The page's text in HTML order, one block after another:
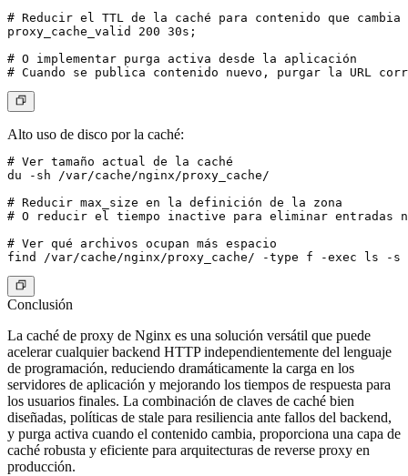
# Reducir el TTL de la caché para contenido que cambia
proxy_cache_valid 200 30s;
# O implementar purga activa desde la aplicación
Alto uso de disco por la caché:
# Ver tamaño actual de la caché
du -sh /var/cache/nginx/proxy_cache/
# Reducir max_size en la definición de la zona
# O reducir el tiempo inactive para eliminar entradas
# Ver qué archivos ocupan más espacio
Conclusión
La caché de proxy de Nginx es una solución versátil que puede
acelerar cualquier backend HTTP independientemente del lenguaje
de programación, reduciendo dramáticamente la carga en los
servidores de aplicación y mejorando los tiempos de respuesta para
los usuarios finales. La combinación de claves de caché bien
diseñadas, políticas de stale para resiliencia ante fallos del backend,
y purga activa cuando el contenido cambia, proporciona una capa de
caché robusta y eficiente para arquitecturas de reverse proxy en
producción.